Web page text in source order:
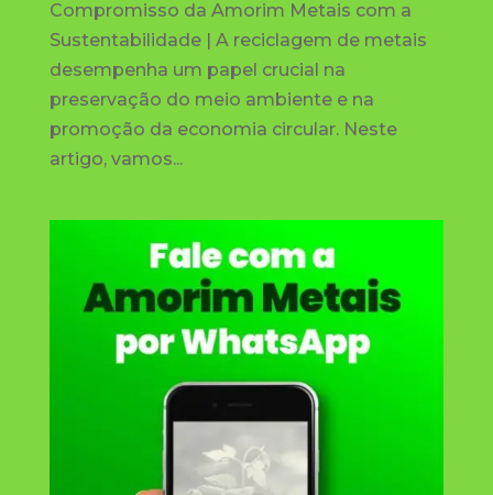
Compromisso da Amorim Metais com a
Sustentabilidade | A reciclagem de metais
desempenha um papel crucial na
preservação do meio ambiente e na
promoção da economia circular. Neste
artigo, vamos...